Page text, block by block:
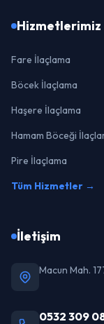
Hizmetlerimiz
Fare İlaçlama
Böcek İlaçlama
Haşere İlaçlama
Hamam Böceği
Pire İlaçlama
Tüm Hizmetler →
İletişim
Macun Mah.
0532 309